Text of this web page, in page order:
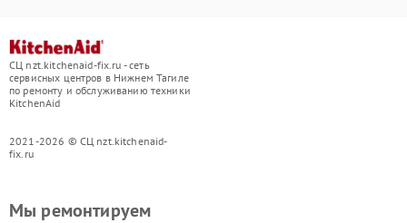
СЦ nzt.kitchenaid-fix.ru - сеть
сервисных центров в Нижнем Тагиле
по ремонту и обслуживанию техники
KitchenAid
2021-2026 © СЦ nzt.kitchenaid-
fix.ru
Мы ремонтируем